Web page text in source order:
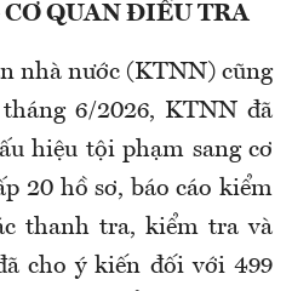
QUAN ĐIỀU TRA
nhà nước (KTNN) cũng
6/2026, KTNN đã
hiệu tội phạm sang cơ
20 hồ sơ, báo cáo kiểm
thanh tra, kiểm tra và
cho ý kiến đối với 499